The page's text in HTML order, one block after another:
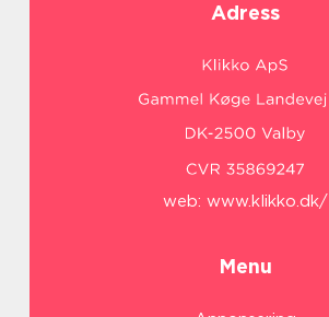
Adress
web: www.klikko.dk/
Menu